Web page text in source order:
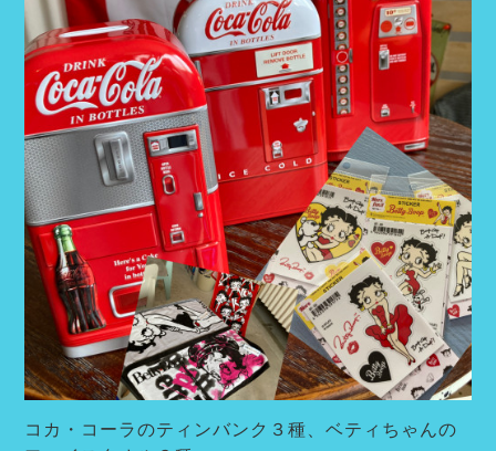
コカ・コーラのティンバンク３種、ベティちゃんの